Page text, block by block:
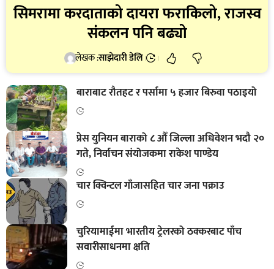
सिमरामा करदाताको दायरा फराकिलो, राजस्व
संकलन पनि बढ्यो
लेखक :साझेदारी डेलि
बाराबाट रौतहट र पर्सामा ५ हजार बिरुवा पठाइयो
प्रेस युनियन बाराको ८ औँ जिल्ला अधिवेशन भदौ २०
गते, निर्वाचन संयोजकमा राकेश पाण्डेय
चार क्विन्टल गाँजासहित चार जना पक्राउ
चुरियामाईमा भारतीय ट्रेलरको ठक्करबाट पाँच
सवारीसाधनमा क्षति